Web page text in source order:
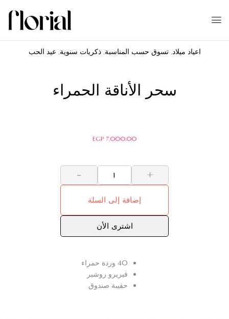
اعياد ميلاد,تسوق حسب المناسبة,ذكريات سنوية, عيد الحب
سحر الأناقة الحمراء
7,000.00
EGP
+
-
إضافة إلى السلة
اشترى الأن
40 وردة حمراء
فيريرو روشير
حقيبة صندوق